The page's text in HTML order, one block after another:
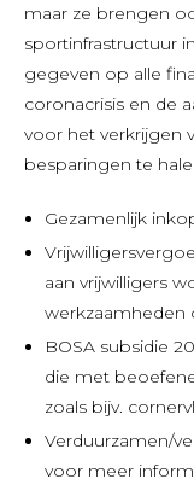
maar ze brengen
sportinfrastructuur
gegeven op alle
coronacrisis en de
voor het verkrijgen
besparingen te
Gezamenlijk
aan vrijwilligers
werkzaamheden
BOSA subsidie
die met
zoals bijv.
Verduurzamen/
voor meer